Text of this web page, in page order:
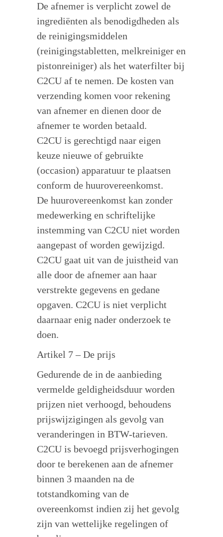
De afnemer is verplicht zowel de
ingrediënten als benodigdheden als
de reinigingsmiddelen
(reinigingstabletten, melkreiniger en
pistonreiniger) als het waterfilter bij
C2CU af te nemen. De kosten van
verzending komen voor rekening
van afnemer en dienen door de
afnemer te worden betaald.
C2CU is gerechtigd naar eigen
keuze nieuwe of gebruikte
(occasion) apparatuur te plaatsen
conform de huurovereenkomst.
De huurovereenkomst kan zonder
medewerking en schriftelijke
instemming van C2CU niet worden
aangepast of worden gewijzigd.
C2CU gaat uit van de juistheid van
alle door de afnemer aan haar
verstrekte gegevens en gedane
opgaven. C2CU is niet verplicht
daarnaar enig nader onderzoek te
doen.
Artikel 7 – De prijs
Gedurende de in de aanbieding
vermelde geldigheidsduur worden
prijzen niet verhoogd, behoudens
prijswijzigingen als gevolg van
veranderingen in BTW-tarieven.
C2CU is bevoegd prijsverhogingen
door te berekenen aan de afnemer
binnen 3 maanden na de
totstandkoming van de
overeenkomst indien zij het gevolg
zijn van wettelijke regelingen of